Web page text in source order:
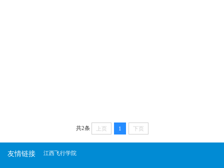
共2条 上页 1 下页
友情链接 江西飞行学院